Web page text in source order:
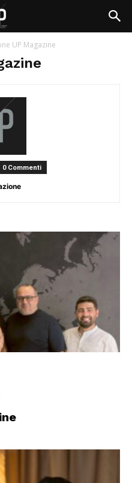
UP Magazine
0 Commenti